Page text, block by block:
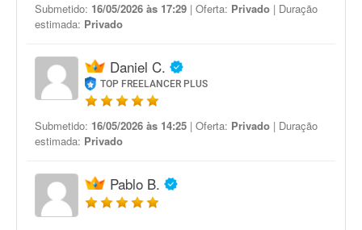
Submetido: 16/05/2026 às 17:29 | Oferta: Privado | Duração
estimada: Privado
Daniel C.
TOP FREELANCER PLUS
Submetido: 16/05/2026 às 14:25 | Oferta: Privado | Duração
estimada: Privado
Pablo B.